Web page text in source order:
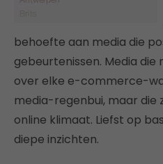
behoefte aan media die
gebeurtenissen. Media
over elke e-commerce-
media-regenbui, maar die
online klimaat. Liefst op
diepe inzichten.